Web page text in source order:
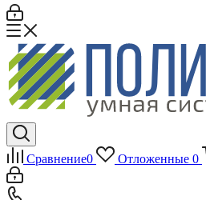
Сравнение0 Отложенные 0